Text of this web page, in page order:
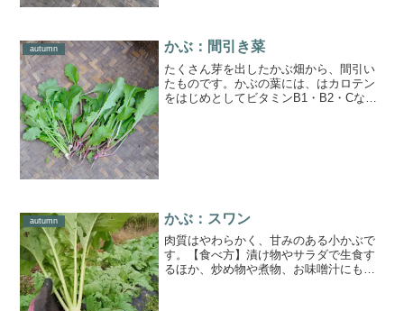
autumn かぶ：間引き菜
たくさん芽を出したかぶ畑から、間引い
たものです。かぶの葉には、はカロテン
をはじめとしてビタミンB1・B2・Cなど
autumn かぶ：スワン
肉質はやわらかく、甘みのある小かぶで
す。【食べ方】漬け物やサラダで生食す
るほか、炒め物や煮物、お味噌汁にもお